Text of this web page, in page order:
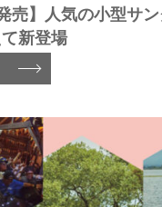
売】人気の小型サ
新登場